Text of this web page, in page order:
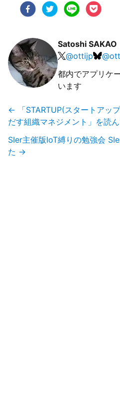
Satoshi SAKAO
@ottijp @
都内でアプリケ
います
←
「STARTUP(スタートアッ
だす組織マネジメント」を読
SIer主催版IoT縛りの勉強会
た →